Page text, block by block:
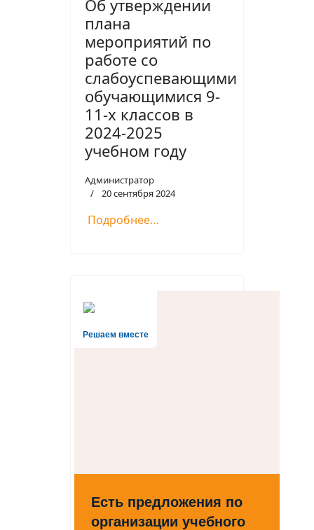
Об утверждении
плана
мероприятий по
работе со
слабоуспевающими
обучающимися 9-
11-х классов в
2024-2025
учебном году
Администратор
20 сентября 2024
Подробнее…
Решаем вместе
Есть предложения по
организации учебного